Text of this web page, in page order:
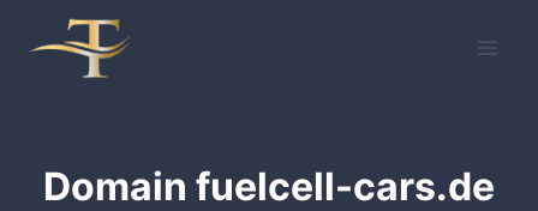
Inhalt
Domain fuelcell-cars.de